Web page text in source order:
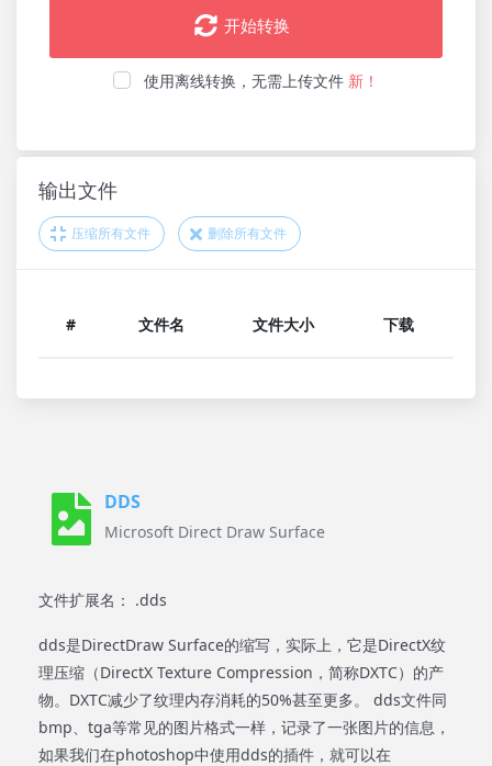
开始转换
使用离线转换，无需上传文件 新！
输出文件
压缩所有文件 删除所有文件
# 文件名 文件大小 下载
DDS
Microsoft Direct Draw Surface
文件扩展名： .dds
dds是DirectDraw Surface的缩写，实际上，它是DirectX纹
理压缩（DirectX Texture Compression，简称DXTC）的产
物。DXTC减少了纹理内存消耗的50%甚至更多。 dds文件同
bmp、tga等常见的图片格式一样，记录了一张图片的信息，
如果我们在photoshop中使用dds的插件，就可以在